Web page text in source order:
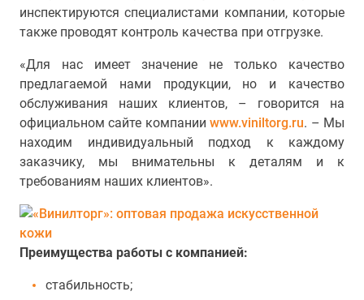
инспектируются специалистами компании, которые
также проводят контроль качества при отгрузке.
«Для нас имеет значение не только качество
предлагаемой нами продукции, но и качество
обслуживания наших клиентов, – говорится на
официальном сайте компанииwww.viniltorg.ru. – Мы
находим индивидуальный подход к каждому
заказчику, мы внимательны к деталям и к
требованиям наших клиентов».
Преимущества работы с компанией:
стабильность;